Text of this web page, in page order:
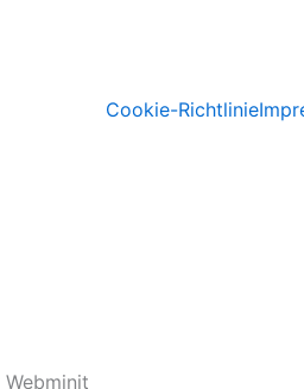
Cookie-Richtlinie
Webminit